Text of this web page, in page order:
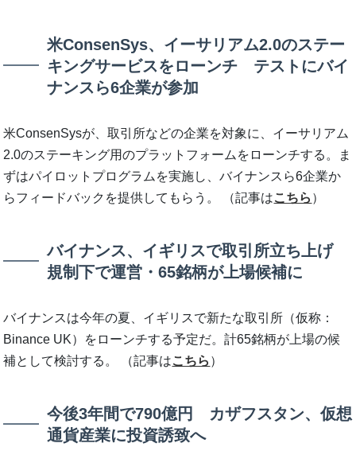
米ConsenSys、イーサリアム2.0のステー
キングサービスをローンチ テストにバイ
ナンスら6企業が参加
米ConsenSysが、取引所などの企業を対象に、イーサリアム
2.0のステーキング用のプラットフォームをローンチする。ま
ずはパイロットプログラムを実施し、バイナンスら6企業か
らフィードバックを提供してもらう。 （記事はこちら ）
バイナンス、イギリスで取引所立ち上げ
規制下で運営・65銘柄が上場候補に
バイナンスは今年の夏、イギリスで新たな取引所（仮称：
Binance UK）をローンチする予定だ。計65銘柄が上場の候
補として検討する。 （記事はこちら ）
今後3年間で790億円 カザフスタン、仮想
通貨産業に投資誘致へ